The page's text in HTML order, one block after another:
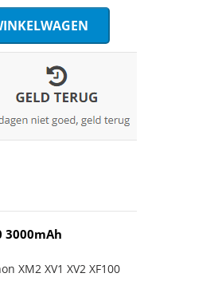
3000mAh
XM2 XV1 XV2 XF100